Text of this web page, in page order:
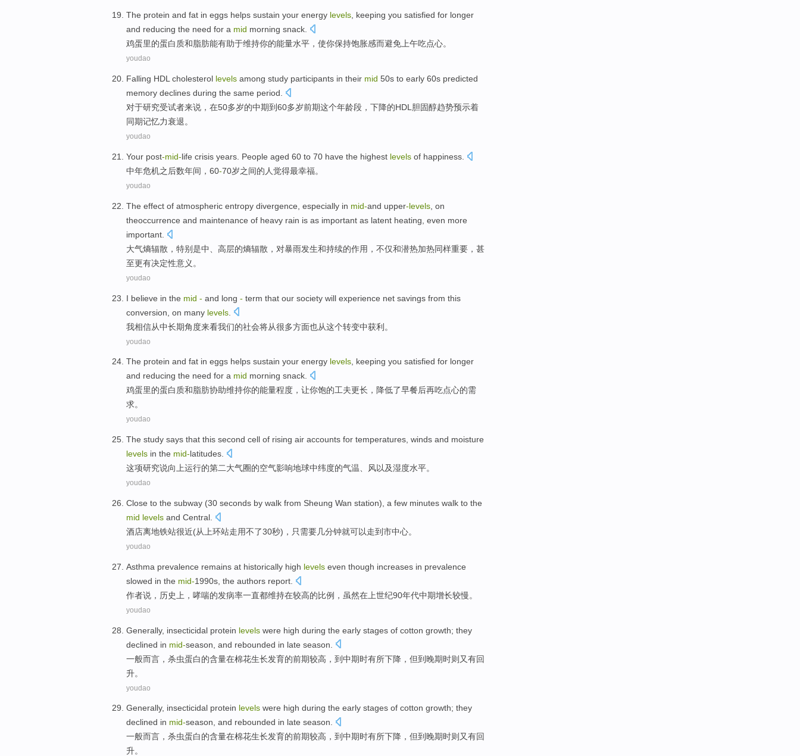
The protein and fat in eggs helps sustain your energy levels, keeping you satisfied for longer
and reducing the need for a mid morning snack.
鸡蛋里的蛋白质和脂肪能有助于维持你的能量水平 ， 使你保持饱胀感而避免上午吃点心。
youdao
Falling HDL cholesterol levels among study participants in their mid 50s to early 60s predicted
memory declines during the same period
对于研究受试者来说， 在50多岁的中期到60多岁前期这个年龄段， 下降的HDL 胆固醇趋势预示着
同期记忆力衰退。
youdao
Your post-mid-life crisis years People aged 60 to 70 have the highest levels of happiness
中年危机之后数年间 ， 60-70岁之间的 人觉得最幸福。
youdao
The effect of atmospheric entropy divergence, especially in mid-and upper-levels on
theoccurrence and maintenance of heavy rain is as important as latent heating even more
important.
大气熵辐散 ， 特别是中、高层的熵辐散， 对暴雨发生和持续的作用 ，不仅和潜热加热同样重要 ， 甚
至更有决定性意义。
youdao
I believe in the mid - and long - term that our society will experience net savings from this
conversion on many levels
我相信从中长期角度来看我们的社会将从很多方面也从这个转变中获利。
youdao
The protein and fat in eggs helps sustain your energy levels, keeping you satisfied for longer
and reducing the need for a mid morning snack.
鸡蛋里的蛋白质和脂肪协助维持你的能量程度 ， 让你饱的工夫更长 ， 降低了早餐后再吃点心的需
求。
youdao
The study says that this second cell of rising air accounts for temperatures winds and moisture
levels in the mid-latitudes
这项研究说向上运行的第二大气圈的空气影响地球中纬度的气温 风以及湿度水平。
youdao
Close to the subway (30 seconds by walk from Sheung Wan station), a few minutes walk to the
mid levels and Central
酒店离地铁站很近(从 上环站走用不了30秒)，只需要几分钟就可以走到市中心。
youdao
Asthma prevalence remains at historically high levels even though increases in prevalence
slowed in the mid-1990s , the authors report
作者说， 历史上 ， 哮喘的发病率一直都维持在较高的比例 ， 虽然在上世纪90年代中期增长较慢。
youdao
Generally, insecticidal protein levels were high during the early stages of cotton growth; they
declined in mid-season and rebounded in late season.
一般而言 ， 杀虫蛋白的含量在棉花生长发育的前期较高 ，到中期时有所下降 ， 但到晚期时则又有回
升。
youdao
Generally, insecticidal protein levels were high during the early stages of cotton growth; they
declined in mid-season, and rebounded in late season.
一般而言 ， 杀虫蛋白的含量在棉花生长发育的前期较高 ，到中期时有所下降 ， 但到晚期时则又有回
升。